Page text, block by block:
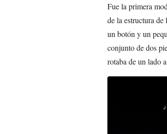
Fue la primera
de la estructura
un botón y un
conjunto de dos
rotaba de un lado